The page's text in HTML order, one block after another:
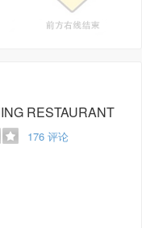
RESTAURANT
176评论